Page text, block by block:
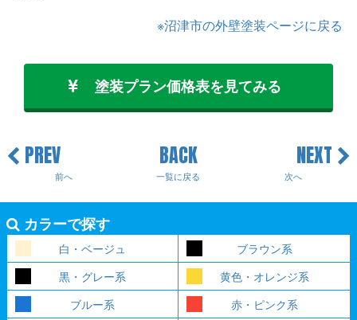
※沼津市の外壁塗装ページに戻る
塗装プラン価格表を見てみる
PREV
前へ
BACK
一覧に戻る
NEXT
次へ
カラーで探す
白・ベージュ
ブラウン系
黒・グレー系
黄色・オレンジ系
ブルー系
赤・ピンク系